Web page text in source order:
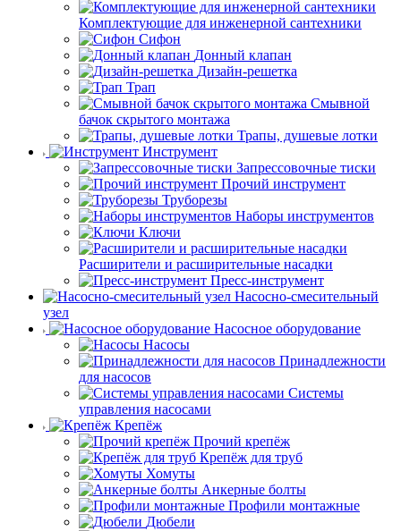
Комплектующие для инженерной сантехники
Сифон
Донный клапан
Дизайн-решетка
Трап
Смывной
бачок скрытого монтажа
Трапы, душевые лотки
Инструмент
Запрессовочные тиски
Прочий инструмент
Труборезы
Наборы инструментов
Ключи
Расширители и расширительные насадки
Пресс-инструмент
Насосно-смесительный
узел
Насосное оборудование
Насосы
Принадлежности
для насосов
Системы
управления насосами
Крепёж
Прочий крепёж
Крепёж для труб
Хомуты
Анкерные болты
Профили монтажные
Дюбели